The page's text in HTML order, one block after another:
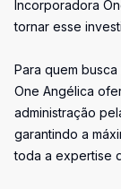
Incorporadora
tornar esse
Para quem
One Angélica
administração
garantindo a
toda a expertise